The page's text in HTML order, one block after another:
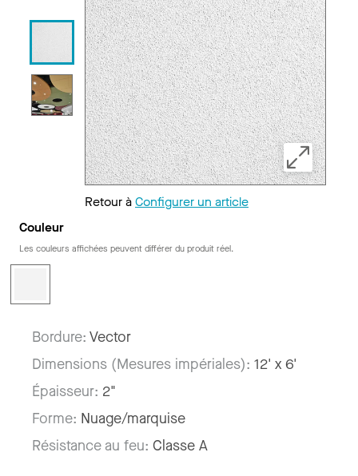
Retour àConfigurer un article
Couleur
Les couleurs affichées peuvent différer du produit réel.
Bordure: Vector
Dimensions (Mesures impériales): 12' x 6'
Épaisseur: 2"
Forme: Nuage/marquise
Résistance au feu: Classe A